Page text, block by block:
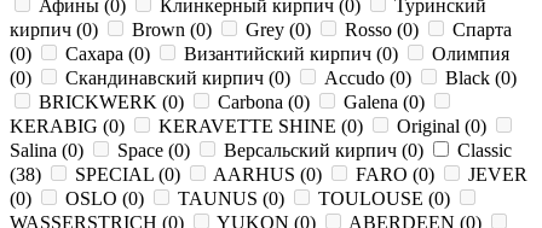
Афины (0) Клинкерный кирпич (0)
Туринский
кирпич (0) Brown (0) Grey (0) Rosso (0)
Спарта
(0) Сахара (0) Византийский кирпич (0)
Олимпия
(0) Скандинавский кирпич (0) Accudo (0) Black (0)
BRICKWERK (0) Carbona (0) Galena (0)
KERABIG (0) KERAVETTE SHINE (0) Original (0)
Salina (0) Space (0) Версальский кирпич (0)
Classic
(38) SPECIAL (0) AARHUS (0) FARO (0)
JEVER
(0) OSLO (0) TAUNUS (0) TOULOUSE (0)
WASSERSTRICH (0) YUKON (0) ABERDEEN (0)